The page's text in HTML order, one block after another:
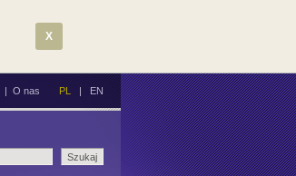
X
| O nas PL | EN